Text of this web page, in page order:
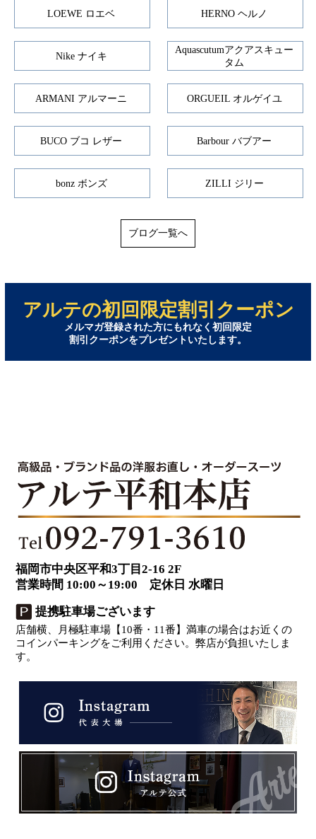
LOEWE ロエベ HERNO ヘルノ
Nike ナイキ
Aquascutumアクアスキュー
タム
ARMANI アルマーニ ORGUEIL オルゲイユ
BUCO ブコ レザー Barbour バブアー
bonz ボンズ ZILLI ジリー
ブログ一覧へ
アルテの初回限定割引クーポン
メルマガ登録された方にもれなく初回限定
割引クーポンをプレゼントいたします。
福岡市中央区平和3丁目2-16 2F
営業時間 10:00～19:00 定休日 水曜日
提携駐車場ございます
店舗横、月極駐車場【10番・11番】満車の場合はお近くの
コインパーキングをご利用ください。弊店が負担いたしま
す。